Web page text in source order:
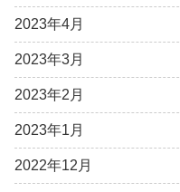
2023年4月
2023年3月
2023年2月
2023年1月
2022年12月